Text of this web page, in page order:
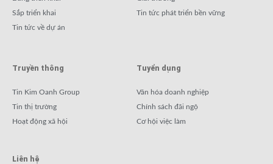
Sắp triển khai
Tin tức về dự án
Tin tức phát triển bền vững
Truyền thông
Tin Kim Oanh Group
Tin thị trường
Hoạt động xã hội
Tuyển dụng
Văn hóa doanh nghiệp
Chính sách đãi ngộ
Cơ hội việc làm
Liên hệ